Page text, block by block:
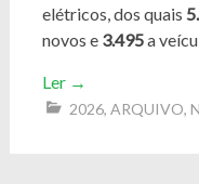
elétricos, dos quais
novos e 3.495a
Ler →
2026, ARQUIVO,